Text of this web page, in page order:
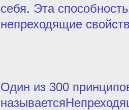
себя. Эта
непреходящие
Один из 300